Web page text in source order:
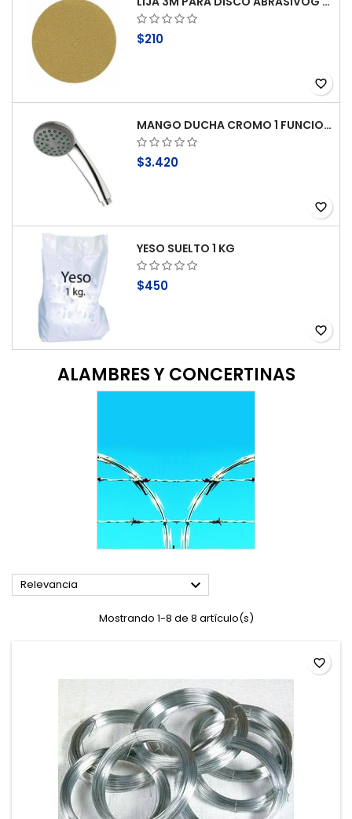
$210
favorite_border
MANGO DUCHA CROMO 1 FUNCION ANTICAL STRETTO
$3.420
favorite_border
YESO SUELTO 1 KG
$450
favorite_border
ALAMBRES Y CONCERTINAS
Relevancia 
Mostrando 1-8 de 8 artículo(s)
favorite_border